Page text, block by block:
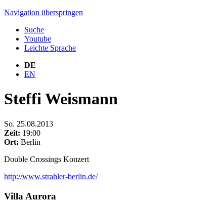
Navigation überspringen
Suche
Youtube
Leichte Sprache
DE
EN
Steffi Weismann
So. 25.08.2013
Zeit: 19:00
Ort: Berlin
Double Crossings Konzert
http://www.strahler-berlin.de/
Villa Aurora